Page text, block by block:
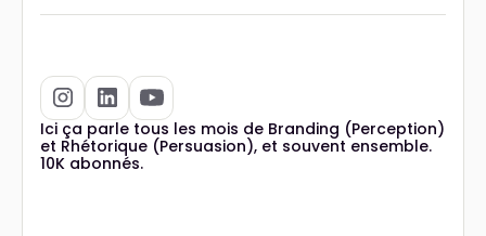
Ici ça parle tous les mois de Branding (Perception)
et Rhétorique (Persuasion), et souvent ensemble.
10K abonnés.